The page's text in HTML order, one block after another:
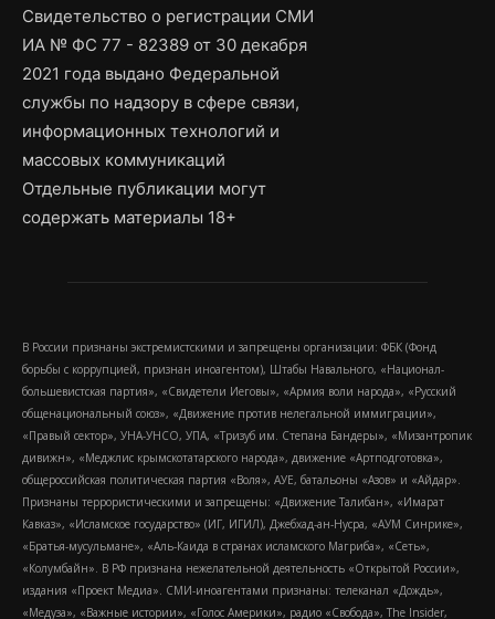
Свидетельство о регистрации СМИ
ИА № ФС 77 - 82389 от 30 декабря
2021 года выдано Федеральной
службы по надзору в сфере связи,
информационных технологий и
массовых коммуникаций
Отдельные публикации могут
содержать материалы 18+
В России признаны экстремистскими и запрещены организации: ФБК (Фонд
борьбы с коррупцией, признан иноагентом), Штабы Навального, «Национал-
большевистская партия», «Свидетели Иеговы», «Армия воли народа», «Русский
общенациональный союз», «Движение против нелегальной иммиграции»,
«Правый сектор», УНА-УНСО, УПА, «Тризуб им. Степана Бандеры», «Мизантропик
дивижн», «Меджлис крымскотатарского народа», движение «Артподготовка»,
общероссийская политическая партия «Воля», АУЕ, батальоны «Азов» и «Айдар».
Признаны террористическими и запрещены: «Движение Талибан», «Имарат
Кавказ», «Исламское государство» (ИГ, ИГИЛ), Джебхад-ан-Нусра, «АУМ Синрике»,
«Братья-мусульмане», «Аль-Каида в странах исламского Магриба», «Сеть»,
«Колумбайн». В РФ признана нежелательной деятельность «Открытой России»,
издания «Проект Медиа». СМИ-иноагентами признаны: телеканал «Дождь»,
«Медуза», «Важные истории», «Голос Америки», радио «Свобода», The Insider,